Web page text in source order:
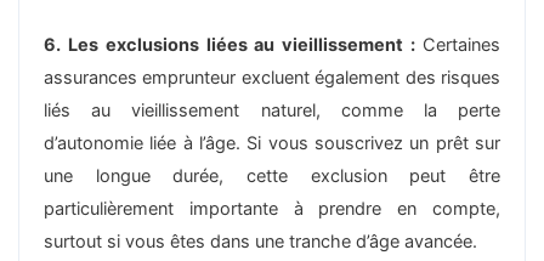
6. Les exclusions liées au vieillissement : Certaines
assurances emprunteur excluent également des risques
liés au vieillissement naturel, comme la perte
d’autonomie liée à l’âge. Si vous souscrivez un prêt sur
une longue durée, cette exclusion peut être
particulièrement importante à prendre en compte,
surtout si vous êtes dans une tranche d’âge avancée.